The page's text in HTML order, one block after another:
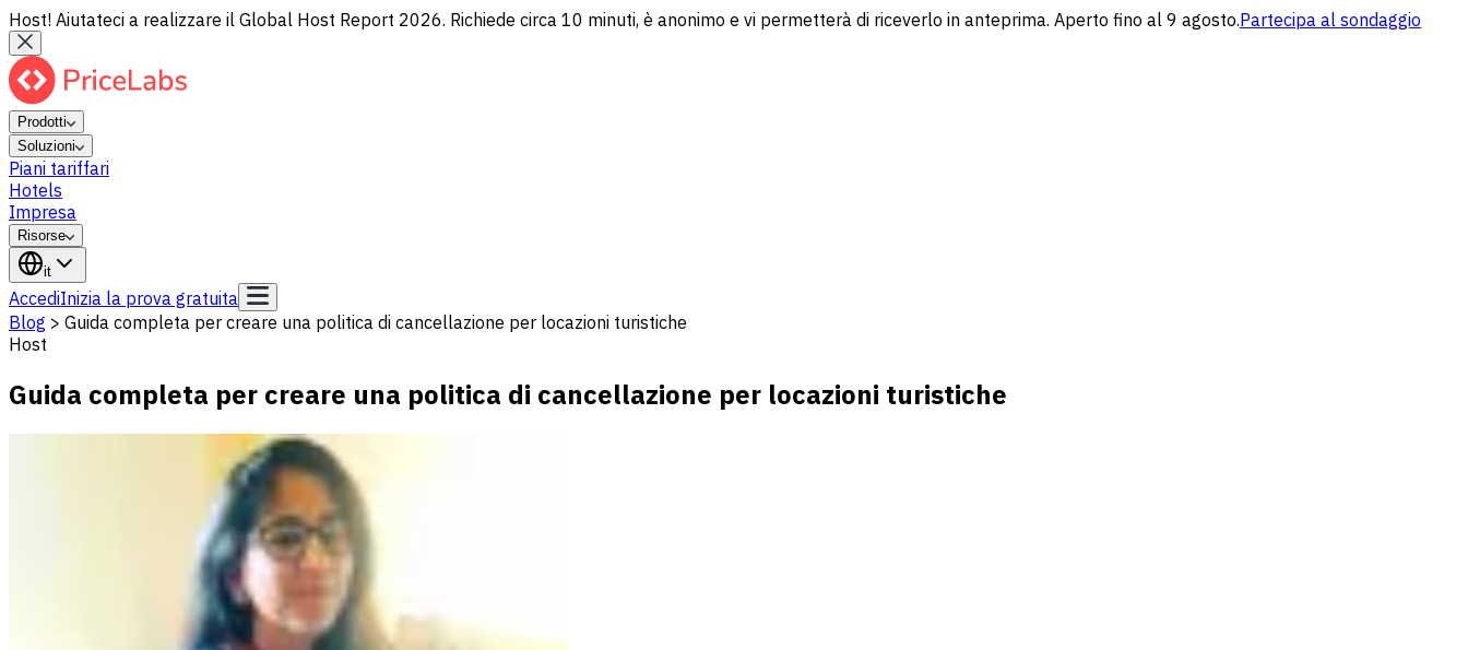
Host! Aiutateci a realizzare il Global Host Report 2026. Richiede circa 10 minuti, è anonimo e vi permetterà di riceverlo in anteprima. Aperto fino al 9 agosto.Partecipa al sondaggio
Prodotti
Soluzioni
Piani tariffari
Hotels
Impresa
Risorse
it
AccediInizia la prova gratuita
Blog > Guida completa per creare una politica di cancellazione per locazioni turistiche
Host
Guida completa per creare una politica di cancellazione per locazioni turistiche